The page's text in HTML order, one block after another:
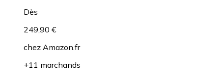
Dès
249,90 €
chez Amazon.fr
+11 marchands